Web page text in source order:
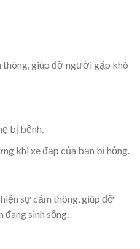
thông, giúp đỡ người gặp khó
bị bệnh.
khi xe đạp của bạn bị hỏng.
sự cảm thông, giúp đỡ
sinh sống.